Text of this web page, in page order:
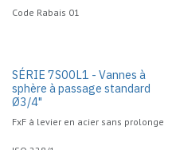
Code Rabais 01
SÉRIE 7S00L1 - Vannes à
sphère à passage standard
Ø3/4"
FxF à levier en acier sans prolonge